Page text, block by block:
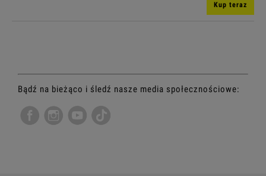
Kup teraz
Bądź na bieżąco i śledź nasze media społecznościowe: